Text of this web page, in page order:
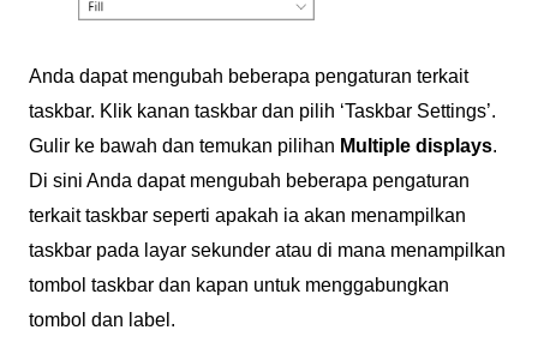
Anda dapat mengubah beberapa pengaturan terkait
taskbar. Klik kanan taskbar dan pilih ‘Taskbar Settings’.
Gulir ke bawah dan temukan pilihan Multiple displays.
Di sini Anda dapat mengubah beberapa pengaturan
terkait taskbar seperti apakah ia akan menampilkan
taskbar pada layar sekunder atau di mana menampilkan
tombol taskbar dan kapan untuk menggabungkan
tombol dan label.